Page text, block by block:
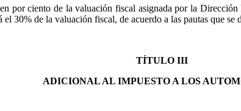
por ciento de la valuación fiscal asignada por la
30% de la valuación fiscal, de acuerdo a las pautas que se
TÍTULO III
ADICIONAL AL IMPUESTO A LOS